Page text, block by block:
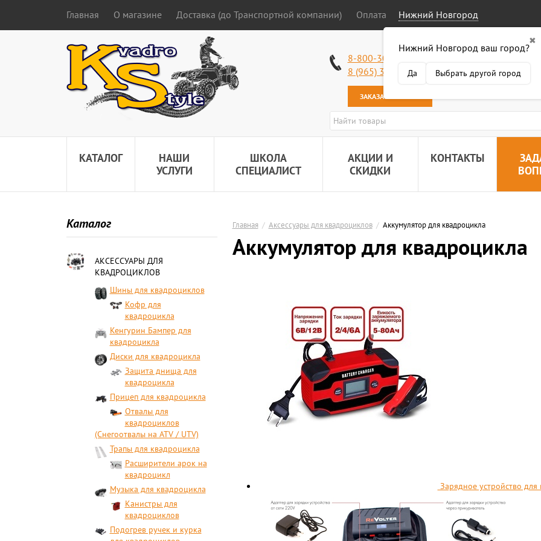
Главная О магазине Доставка (до Транспортной компании) Оплата Нижний Новгород
✖
Нижний Новгород ваш город?
Да Выбрать другой город
8-800-301-50-58
8 (965) 318-34-38
ЗАКАЗАТЬ ЗВОНОК
Работаем
КАТАЛОГ
НАШИ
УСЛУГИ
ШКОЛА
СПЕЦИАЛИСТ
АКЦИИ И
СКИДКИ
КОНТАКТЫ
Каталог
АКСЕССУАРЫ ДЛЯ
КВАДРОЦИКЛОВ
Шины для квадроциклов
Кофр для
квадроцикла
Кенгурин Бампер для
квадроцикла
Диски для квадроцикла
Защита днища для
квадроцикла
Прицеп для квадроцикла
Отвалы для
квадроциклов
(Снегоотвалы на ATV / UTV)
Трапы для квадроцикла
Расширители арок на
квадроцикл
Музыка для квадроцикла
Канистры для
квадроциклов
Подогрев ручек и курка
Главная / Аксессуары для квадроциклов / Аккумулятор для квадроцикла
Аккумулятор для квадроцикла
Зарядное устройство для